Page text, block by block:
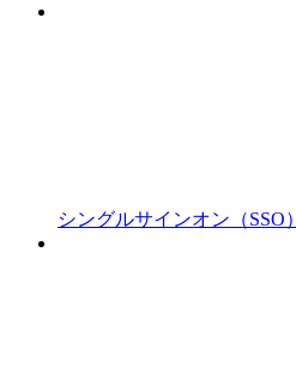
シングルサインオン（SSO）